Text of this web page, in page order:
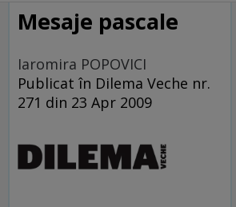
Mesaje pascale
Iaromira POPOVICI
Publicat în Dilema Veche nr.
271 din 23 Apr 2009